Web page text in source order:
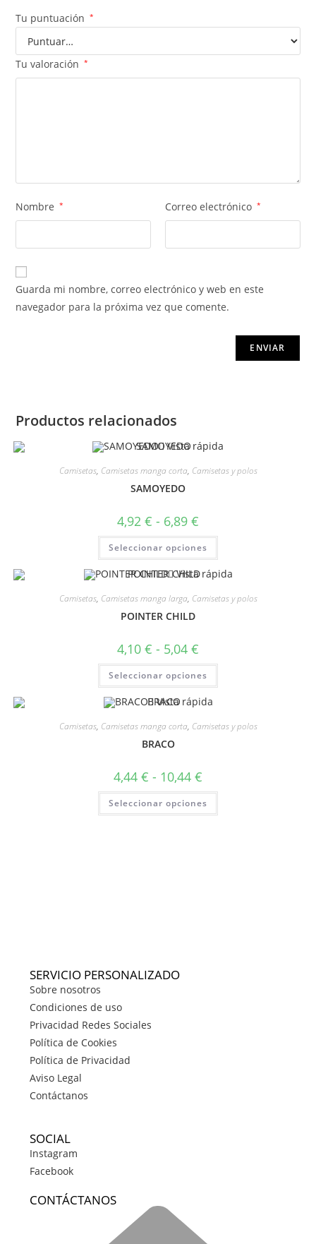
Tu puntuación *
Tu valoración *
Nombre * Correo electrónico *
Guarda mi nombre, correo electrónico y web en este
navegador para la próxima vez que comente.
Productos relacionados
Vista rápida
Camisetas, Camisetas manga corta, Camisetas y polos
SAMOYEDO
4,92 € - 6,89 €
Seleccionar opciones
Vista rápida
Camisetas, Camisetas manga larga, Camisetas y polos
POINTER CHILD
4,10 € - 5,04 €
Seleccionar opciones
Vista rápida
Camisetas, Camisetas manga corta, Camisetas y polos
BRACO
4,44 € - 10,44 €
Seleccionar opciones
SERVICIO PERSONALIZADO
Sobre nosotros
Condiciones de uso
Privacidad Redes Sociales
Política de Cookies
Política de Privacidad
Aviso Legal
Contáctanos
SOCIAL
Instagram
Facebook
CONTÁCTANOS